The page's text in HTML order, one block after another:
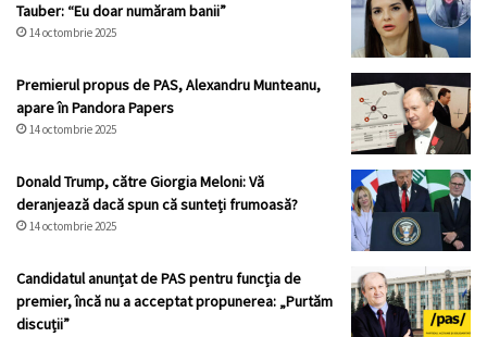
Tauber: “Eu doar număram banii”
14 octombrie 2025
Premierul propus de PAS, Alexandru Munteanu,
apare în Pandora Papers
14 octombrie 2025
Donald Trump, către Giorgia Meloni: Vă
deranjează dacă spun că sunteți frumoasă?
14 octombrie 2025
Candidatul anunțat de PAS pentru funcția de
premier, încă nu a acceptat propunerea: „Purtăm
discuții”